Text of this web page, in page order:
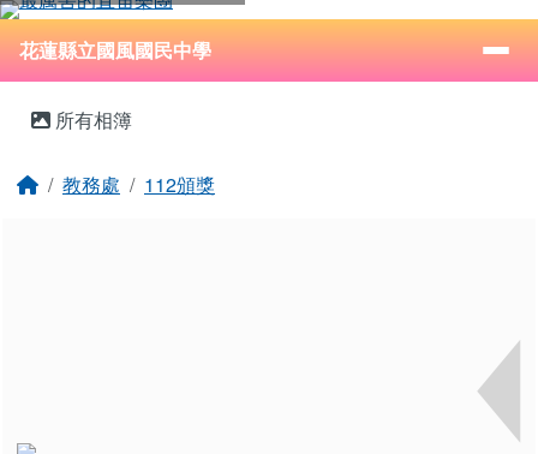
跳至主內容區
花蓮縣立國風國民中學
⏸
導覽列
花蓮縣立國風國民中學
所有相簿
回首頁
教務處 112頒獎